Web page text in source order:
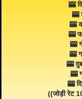
🎰
🎰
🎰
🎰
🎰
🎰
🎰
🎰
🎰
((जोड़ी रेट